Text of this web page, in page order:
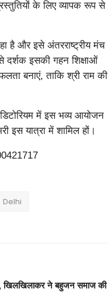
के लिए व्यापक रूप से
है और इसे अंतरराष्ट्रीय मंच
दर्शक इसकी गहन शिक्षाओं
बनाएं, ताकि श्री राम की
में इस भव्य आयोजन
इस यात्रा में शामिल हों।
Delhi
खिलखिलाकर ने बहुजन समाज की